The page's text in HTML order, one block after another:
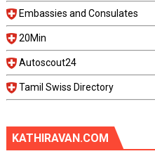
Embassies and Consulates
20Min
Autoscout24
Tamil Swiss Directory
KATHIRAVAN.COM